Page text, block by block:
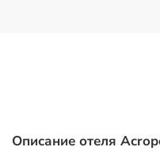
Описание отеля